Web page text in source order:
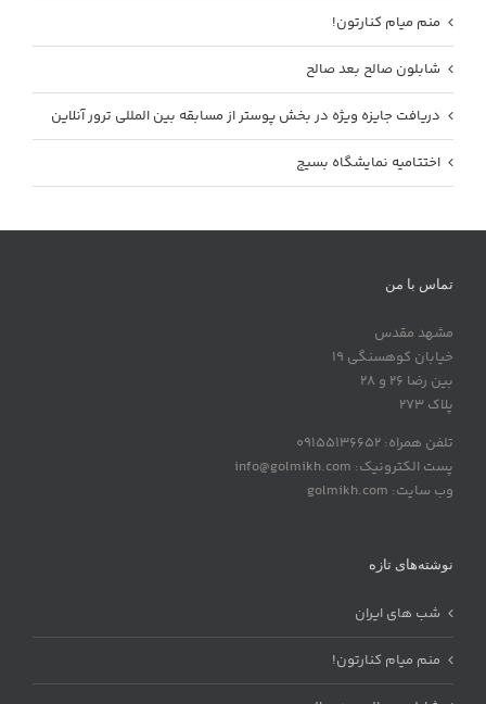
منم میام کنارتون!
شابلون صالح بعد صالح
دریافت جایزه ویژه در بخش پوستر از مسابقه بین المللی ترور آنلاین
اختتامیه نمایشگاه بسیج
تماس با من
مشهد مقدس
خیابان کوهسنگی 19
بین رضا 26 و 28
پلاک 273
تلفن همراه: 09155136652
پست الکترونیک: info@golmikh.com
وب سایت: golmikh.com
نوشته‌های تازه
شب های ایران
منم میام کنارتون!